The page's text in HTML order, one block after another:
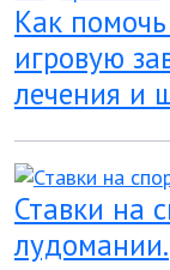
Как
игровую
лечения и
Ставки на
лудомании.